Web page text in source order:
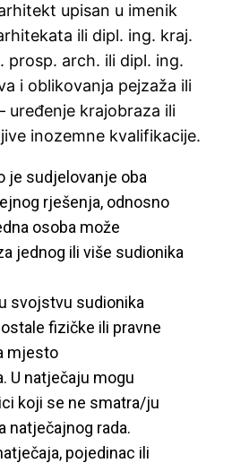
upisan u imenik
ili dipl. ing. kraj.
prosp. arch. ili dipl. ing.
i oblikovanja pejzaža ili
uređenje krajobraza ili
inozemne kvalifikacije.
je sudjelovanje oba
rješenja, odnosno
osoba može
jednog ili više sudionika
svojstvu sudionika
fizičke ili pravne
mjesto
U natječaju mogu
koji se ne smatra/ju
natječajnog rada.
pojedinac ili